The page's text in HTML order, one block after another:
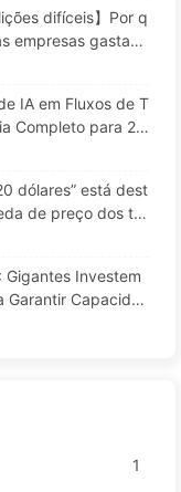
de fora — Apren
difíceis】Por q
empresas gastam
nos mom
— Aprendendo I
IA em Fluxos de T
Completo para 20
166
dólares” está dest
de preço dos to
custa caro na
Gigantes Investem
Garantir Capacida
Tempo Livre pa
1